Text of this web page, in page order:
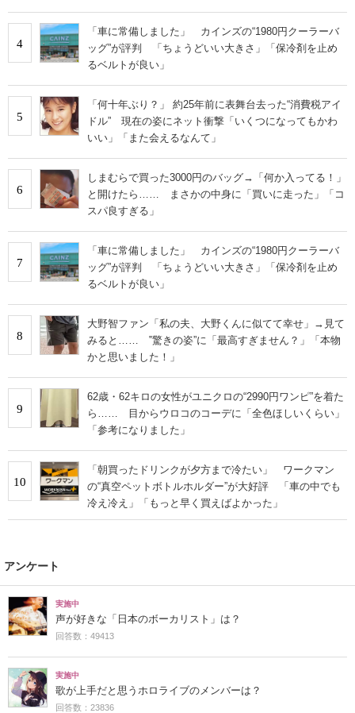
4
「車に常備しました」 カインズの“1980円クーラーバ
ッグ”が評判 「ちょうどいい大きさ」「保冷剤を止め
るベルトが良い」
5
「何十年ぶり？」 約25年前に表舞台去った“消費税アイ
ドル” 現在の姿にネット衝撃「いくつになってもかわ
いい」「また会えるなんて」
6
しまむらで買った3000円のバッグ→「何か入ってる！」
と開けたら…… まさかの中身に「買いに走った」「コ
スパ良すぎる」
7
「車に常備しました」 カインズの“1980円クーラーバ
ッグ”が評判 「ちょうどいい大きさ」「保冷剤を止め
るベルトが良い」
8
大野智ファン「私の夫、大野くんに似てて幸せ」→見て
みると…… ‟驚きの姿”に「最高すぎません？」「本物
かと思いました！」
9
62歳・62キロの女性がユニクロの“2990円ワンピ”を着た
ら…… 目からウロコのコーデに「全色ほしいくらい」
「参考になりました」
10
「朝買ったドリンクが夕方まで冷たい」 ワークマン
の“真空ペットボトルホルダー”が大好評 「車の中でも
冷え冷え」「もっと早く買えばよかった」
アンケート
実施中
声が好きな「日本のボーカリスト」は？
回答数：49413
実施中
歌が上手だと思うホロライブのメンバーは？
回答数：23836